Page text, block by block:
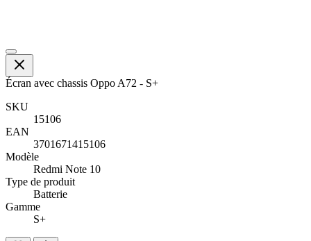
Écran avec chassis Oppo A72 - S+
SKU
15106
EAN
3701671415106
Modèle
Redmi Note 10
Type de produit
Batterie
Gamme
S+